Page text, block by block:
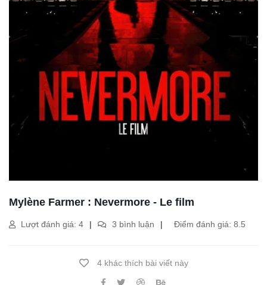
Mylène Farmer : Nevermore - Le film
Lượt đánh giá: 4 3 bình luận Điểm đánh giá: 8.5
4 khác thích bài viết này